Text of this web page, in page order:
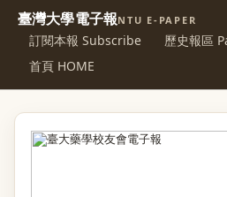
臺灣大學電子報NTU E-PAPER
訂閱本報 Subscribe
歷史報區
首頁 HOME